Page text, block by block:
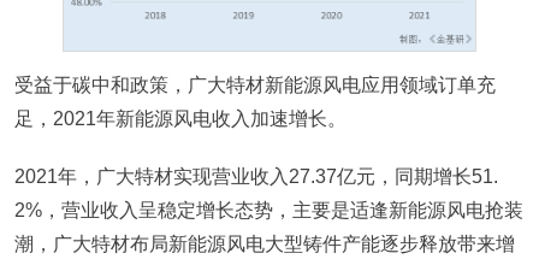
受益于碳中和政策，广大特材新能源风电应用领域订单充
足，2021年新能源风电收入加速增长。
2021年，广大特材实现营业收入27.37亿元，同期增长51.
2%，营业收入呈稳定增长态势，主要是适逢新能源风电抢装
潮，广大特材布局新能源风电大型铸件产能逐步释放带来增